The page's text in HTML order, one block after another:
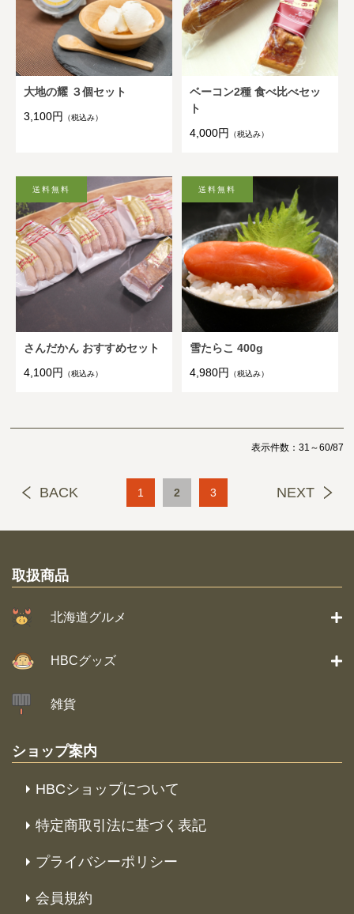
大地の耀 ３個セット
3,100円 （税込み）
ベーコン2種 食べ比べセッ
ト
4,000円
（税込み）
さんだかん おすすめセット
4,100円
（税込み）
雪たらこ 400g
4,980円
（税込み）
表示件数：31～60/87
BACK NEXT
1 2 3
取扱商品
北海道グルメ
HBCグッズ
雑貨
ショップ案内
HBCショップについて
特定商取引法に基づく表記
プライバシーポリシー
会員規約